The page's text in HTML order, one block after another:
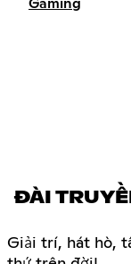
Gaming
ĐÀI
Giải trí, hát hò,